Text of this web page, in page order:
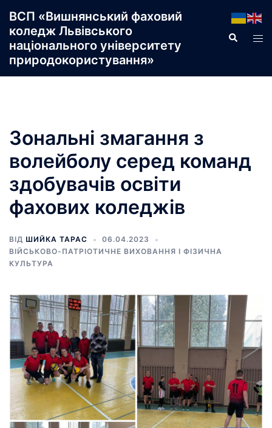
до
вмісту
ВСП «Вишнянський фаховий
коледж Львівського
національного університету
природокористування»
Пошук
Зональні змагання з
волейболу серед команд
здобувачів освіти
фахових коледжів
ВІД ШИЙКА ТАРАС
06.04.2023
ВІЙСЬКОВО-ПАТРІОТИЧНЕ ВИХОВАННЯ І ФІЗИЧНА
КУЛЬТУРА